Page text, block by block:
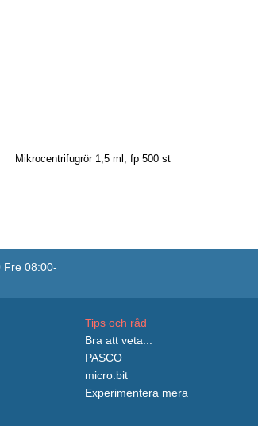
Mikrocentrifugrör 1,5 ml, fp 500 st
Fre 08:00-
Tips och råd
Bra att veta...
PASCO
micro:bit
Experimentera mera